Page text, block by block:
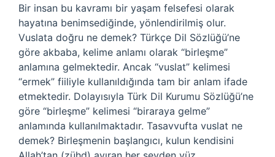
Bir insan bu kavramı bir yaşam felsefesi olarak
hayatına benimsediğinde, yönlendirilmiş olur.
Vuslata doğru ne demek? Türkçe Dil Sözlüğü’ne
göre akbaba, kelime anlamı olarak “birleşme”
anlamına gelmektedir. Ancak “vuslat” kelimesi
“ermek” fiiliyle kullanıldığında tam bir anlam ifade
etmektedir. Dolayısıyla Türk Dil Kurumu Sözlüğü’ne
göre “birleşme” kelimesi “biraraya gelme”
anlamında kullanılmaktadır. Tasavvufta vuslat ne
demek? Birleşmenin başlangıcı, kulun kendisini